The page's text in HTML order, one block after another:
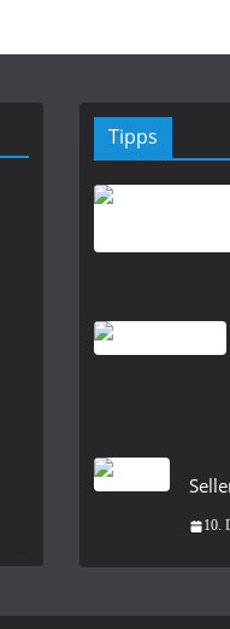
Tipps
10.